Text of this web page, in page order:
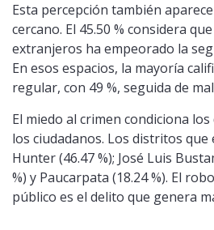
Esta percepción también
cercano. El 45.50 % considera
extranjeros ha empeorado la
En esos espacios, la mayoría
regular, con 49 %, seguida de
El miedo al crimen condiciona
los ciudadanos. Los distritos
Hunter (46.47 %); José Luis
%) y Paucarpata (18.24 %). El
público es el delito que genera